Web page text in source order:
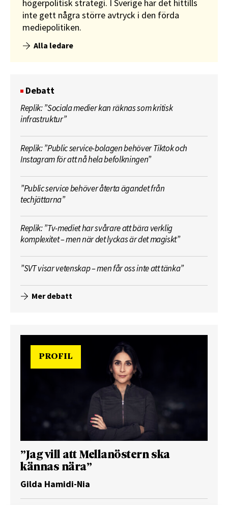
högerpolitisk strategi. I Sverige har det hittills
inte gett några större avtryck i den förda
mediepolitiken.
Alla ledare
Debatt
Replik: ”Sociala medier kan räknas som kritisk
infrastruktur”
Replik: ”Public service-bolagen behöver Tiktok och
Instagram för att nå hela befolkningen”
”Public service behöver återta ägandet från
techjättarna”
Replik: ”Tv-mediet har svårare att bära verklig
komplexitet – men när det lyckas är det magiskt”
”SVT visar vetenskap – men får oss inte att tänka”
Mer debatt
PROFIL
”Jag vill att Mellanöstern ska
kännas nära”
Gilda Hamidi-Nia